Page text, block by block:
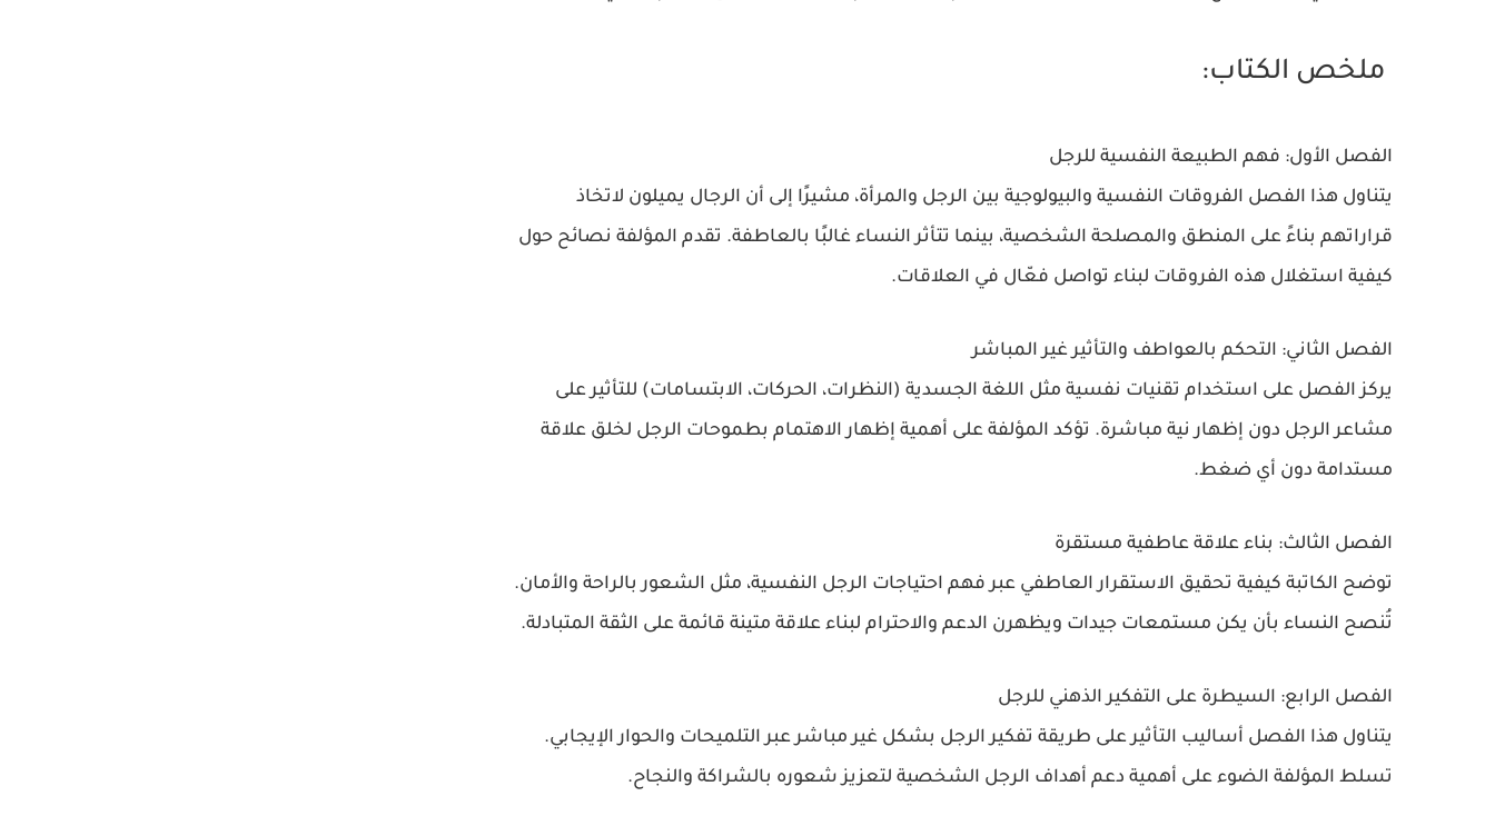
ملخص الكتاب:
الفصل الأول: فهم الطبيعة النفسية للرجل
يتناول هذا الفصل الفروقات النفسية والبيولوجية بين الرجل والمرأة، مشيرًا إلى أن الرجال يميلون لاتخاذ
قراراتهم بناءً على المنطق والمصلحة الشخصية، بينما تتأثر النساء غالبًا بالعاطفة. تقدم المؤلفة نصائح حول
كيفية استغلال هذه الفروقات لبناء تواصل فعّال في العلاقات.
الفصل الثاني: التحكم بالعواطف والتأثير غير المباشر
يركز الفصل على استخدام تقنيات نفسية مثل اللغة الجسدية (النظرات، الحركات، الابتسامات) للتأثير على
مشاعر الرجل دون إظهار نية مباشرة. تؤكد المؤلفة على أهمية إظهار الاهتمام بطموحات الرجل لخلق علاقة
مستدامة دون أي ضغط.
الفصل الثالث: بناء علاقة عاطفية مستقرة
توضح الكاتبة كيفية تحقيق الاستقرار العاطفي عبر فهم احتياجات الرجل النفسية، مثل الشعور بالراحة والأمان.
تُنصح النساء بأن يكن مستمعات جيدات ويظهرن الدعم والاحترام لبناء علاقة متينة قائمة على الثقة المتبادلة.
الفصل الرابع: السيطرة على التفكير الذهني للرجل
يتناول هذا الفصل أساليب التأثير على طريقة تفكير الرجل بشكل غير مباشر عبر التلميحات والحوار الإيجابي.
تسلط المؤلفة الضوء على أهمية دعم أهداف الرجل الشخصية لتعزيز شعوره بالشراكة والنجاح.